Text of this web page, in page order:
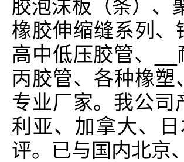
胶泡沫板（条）、
橡胶伸缩缝系列
高中低压胶管、
丙胶管、各种橡
专业厂家。我公司
利亚、加拿大、
评。已与国内北京